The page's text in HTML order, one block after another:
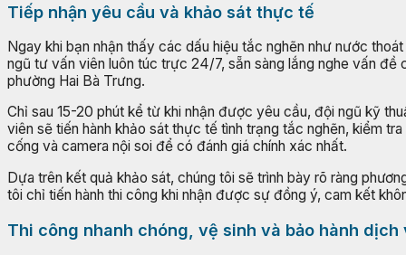
Tiếp nhận yêu cầu và khảo sát thực tế
Ngay khi bạn nhận thấy các dấu hiệu tắc nghẽn như nước
ngũ tư vấn viên luôn túc trực 24/7, sẵn sàng lắng nghe vấn đề
phường Hai Bà Trưng.
Chỉ sau 15-20 phút kể từ khi nhận được yêu cầu, đội ngũ kỹ
viên sẽ tiến hành khảo sát thực tế tình trạng tắc nghẽn, kiểm
cống và camera nội soi để có đánh giá chính xác nhất.
Dựa trên kết quả khảo sát, chúng tôi sẽ trình bày rõ ràng
tôi chỉ tiến hành thi công khi nhận được sự đồng ý, cam kết
Thi công nhanh chóng, vệ sinh và bảo hành dịch